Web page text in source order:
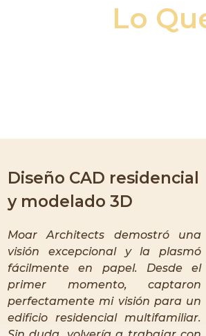
Lo
Diseño CAD residencial
y modelado 3D
Moar Architects demostró una
visión excepcional y la plasmó
fácilmente en papel. Desde el
primer momento, captaron
perfectamente mi visión para un
edificio residencial multifamiliar.